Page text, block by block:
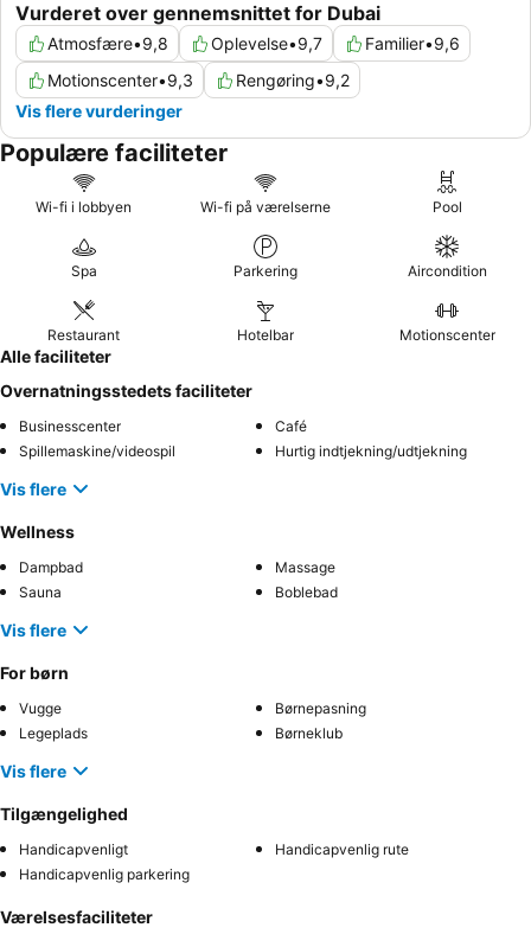
Vurderet over gennemsnittet for Dubai
Atmosfære•9,8 Oplevelse•9,7 Familier•9,6
Motionscenter•9,3 Rengøring•9,2
Vis flere vurderinger
Populære faciliteter
Wi-fi i lobbyen Wi-fi på værelserne Pool
Spa Parkering Aircondition
Restaurant Hotelbar Motionscenter
Alle faciliteter
Overnatningsstedets faciliteter
Businesscenter
Café
Spillemaskine/videospil
Hurtig indtjekning/udtjekning
Vis flere
Wellness
Dampbad
Massage
Sauna
Boblebad
Vis flere
For børn
Vugge
Børnepasning
Legeplads
Børneklub
Vis flere
Tilgængelighed
Handicapvenligt
Handicapvenlig rute
Handicapvenlig parkering
Værelsesfaciliteter